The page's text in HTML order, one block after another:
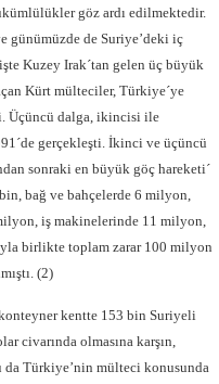
göz ardı edilmektedir.
günümüzde de Suriye’deki iç
Kuzey Irak´tan gelen üç büyük
Kürt mülteciler, Türkiye´ye
Üçüncü dalga, ikincisi ile
gerçekleşti. İkinci ve üçüncü
sonraki en büyük göç hareketi´
bağ ve bahçelerde 6 milyon,
iş makinelerinde 11 milyon,
birlikte toplam zarar 100 milyon
(2)
konteyner kentte 153 bin Suriyeli
civarında olmasına karşın,
da Türkiye’nin mülteci konusunda